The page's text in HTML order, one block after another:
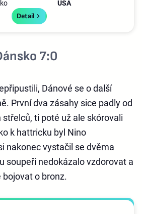
USA
Detail
7:0
Dánové se o další
První dva zásahy sice padly od
ti poté už ale skórovali
k hattricku byl Nino
nakonec vystačil se dvěma
soupeři nedokázalo vzdorovat a
bojovat o bronz.